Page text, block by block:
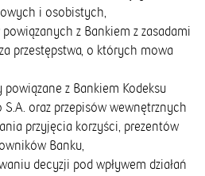
i osobistych,
z Bankiem z zasadami
przestępstwa, o których mowa
powiązane z Bankiem Kodeksu
S.A. oraz przepisów wewnętrznych
przyjęcia korzyści, prezentów
Banku,
decyzji pod wpływem działań